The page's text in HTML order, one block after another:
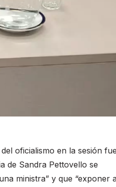
oficialismo en la sesión
de Sandra Pettovello se
ministra” y que “exponer